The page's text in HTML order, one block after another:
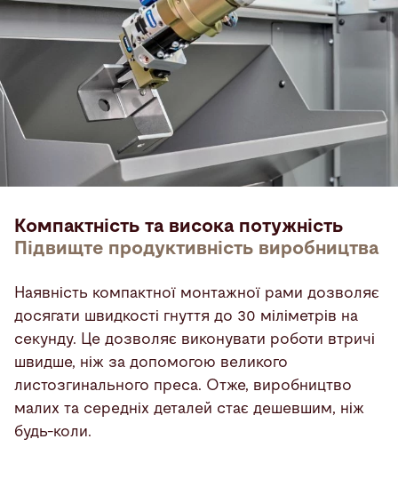
Компактність та висока потужність
Підвищте продуктивність виробництва
Наявність компактної монтажної рами дозволяє
досягати швидкості гнуття до 30 міліметрів на
секунду. Це дозволяє виконувати роботи втричі
швидше, ніж за допомогою великого
листозгинального преса. Отже, виробництво
малих та середніх деталей стає дешевшим, ніж
будь-коли.